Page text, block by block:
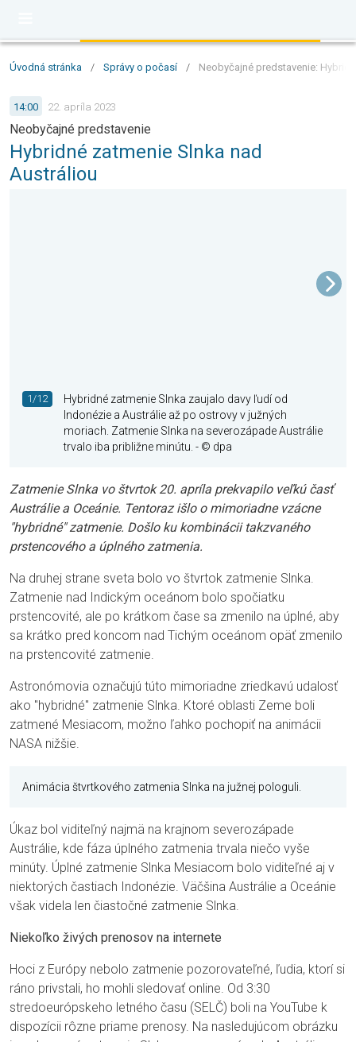
Úvodná stránka / Správy o počasí / Neobyčajné predstavenie:
14:00 22. apríla 2023
Neobyčajné predstavenie
Hybridné zatmenie Slnka nad
Austráliou
1/12
Hybridné zatmenie Slnka zaujalo davy ľudí od
Indonézie a Austrálie až po ostrovy v južných
moriach. Zatmenie Slnka na severozápade Austrálie
trvalo iba približne minútu. - © dpa
Zatmenie Slnka vo štvrtok 20. apríla prekvapilo veľkú časť
Austrálie a Oceánie. Tentoraz išlo o mimoriadne vzácne
"hybridné" zatmenie. Došlo ku kombinácii takzvaného
prstencového a úplného zatmenia.
Na druhej strane sveta bolo vo štvrtok zatmenie Slnka.
Zatmenie nad Indickým oceánom bolo spočiatku
prstencovité, ale po krátkom čase sa zmenilo na úplné, aby
sa krátko pred koncom nad Tichým oceánom opäť zmenilo
na prstencovité zatmenie.
Astronómovia označujú túto mimoriadne zriedkavú udalosť
ako "hybridné" zatmenie Slnka. Ktoré oblasti Zeme boli
zatmené Mesiacom, možno ľahko pochopiť na animácii
NASA nižšie.
Animácia štvrtkového zatmenia Slnka na južnej pologuli.
Úkaz bol viditeľný najmä na krajnom severozápade
Austrálie, kde fáza úplného zatmenia trvala niečo vyše
minúty. Úplné zatmenie Slnka Mesiacom bolo viditeľné aj v
niektorých častiach Indonézie. Väčšina Austrálie a Oceánie
však videla len čiastočné zatmenie Slnka.
Niekoľko živých prenosov na internete
Hoci z Európy nebolo zatmenie pozorovateľné, ľudia, ktorí si
ráno privstali, ho mohli sledovať online. Od 3:30
stredoeurópskeho letného času (SELČ) boli na YouTube k
dispozícii rôzne priame prenosy. Na nasledujúcom obrázku